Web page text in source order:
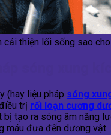
cải thiện lối sống sao
(hay liệu pháp sóng
trị rối loạn cương
bị tạo ra sóng âm năng
máu đưa đến dương vật.